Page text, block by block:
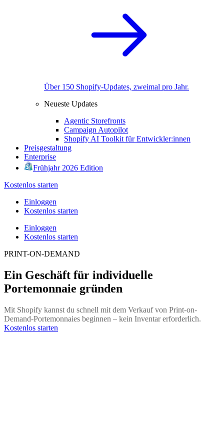
Über 150 Shopify-Updates, zweimal pro Jahr.
Neueste Updates
Agentic Storefronts
Campaign Autopilot
Shopify AI Toolkit für Entwickler:innen
Preisgestaltung
Enterprise
Frühjahr 2026 Edition
Kostenlos starten
Einloggen
Kostenlos starten
Einloggen
Kostenlos starten
PRINT-ON-DEMAND
Ein Geschäft für individuelle
Portemonnaie gründen
Mit Shopify kannst du schnell mit dem Verkauf von Print-on-
Demand-Portemonnaies beginnen – kein Inventar erforderlich.
Kostenlos starten